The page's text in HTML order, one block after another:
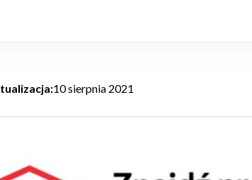
BUDOWY
10 sierpnia 2021